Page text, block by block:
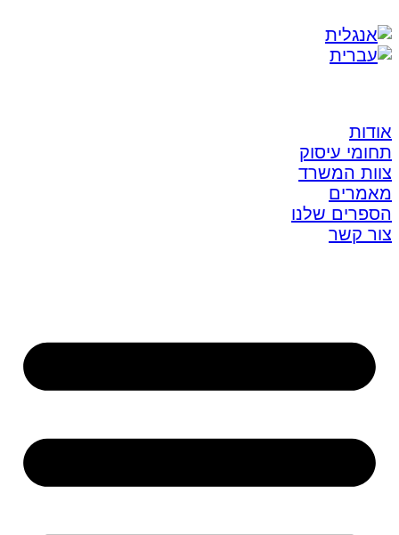
אודות
תחומי עיסוק
צוות המשרד
מאמרים
הספרים שלנו
צור קשר